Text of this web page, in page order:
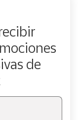
de